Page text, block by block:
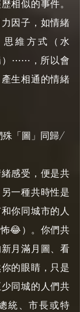
相似的事件。
因子，如情緒
維方式（水
）⋯⋯，所以會
生相通的情緒
殊「圖」同歸/
感受，便是共
一種共時性是
你同城市的人
😂）。你們共
月滿月圖、看
的眼睛，只是
同城的人們共
統、市長或特